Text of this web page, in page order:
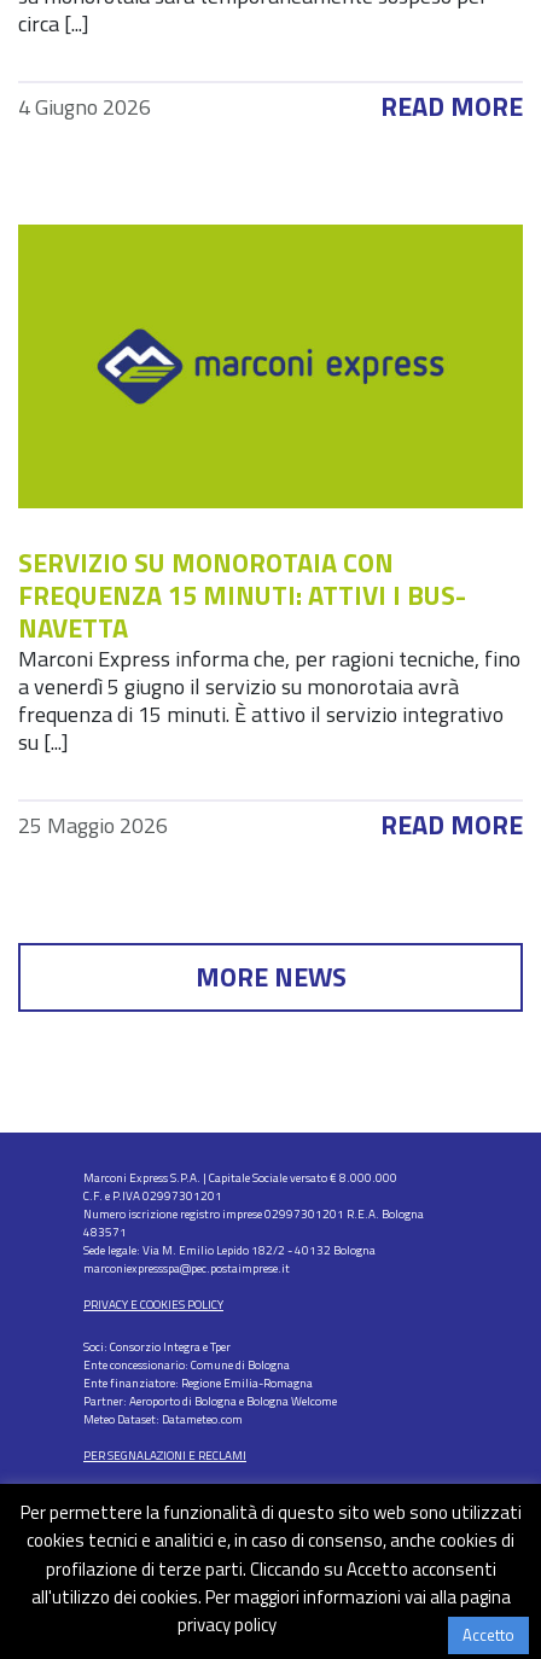
circa [...]
4 Giugno 2026 READ MORE
SERVIZIO SU MONOROTAIA CON
FREQUENZA 15 MINUTI: ATTIVI I BUS-
NAVETTA
Marconi Express informa che, per ragioni tecniche, fino
a venerdì 5 giugno il servizio su monorotaia avrà
frequenza di 15 minuti. È attivo il servizio integrativo
su [...]
25 Maggio 2026 READ MORE
MORE NEWS
Marconi Express S.P.A. | Capitale Sociale versato € 8.000.000
C.F. e P.IVA 02997301201
Numero iscrizione registro imprese 02997301201 R.E.A. Bologna
483571
Sede legale: Via M. Emilio Lepido 182/2 - 40132 Bologna
marconiexpressspa@pec.postaimprese.it
PRIVACY E COOKIES POLICY
FOLLOW US
Soci: Consorzio Integra e Tper
Ente concessionario: Comune di Bologna
Ente finanziatore: Regione Emilia-Romagna
Partner: Aeroporto di Bologna e Bologna Welcome
Meteo Dataset: Datameteo.com
PER SEGNALAZIONI E RECLAMI
Per permettere la funzionalità di questo sito web sono utilizzati
cookies tecnici e analitici e, in caso di consenso, anche cookies di
profilazione di terze parti. Cliccando su Accetto acconsenti
all'utilizzo dei cookies. Per maggiori informazioni vai alla pagina
privacy policy
Accetto